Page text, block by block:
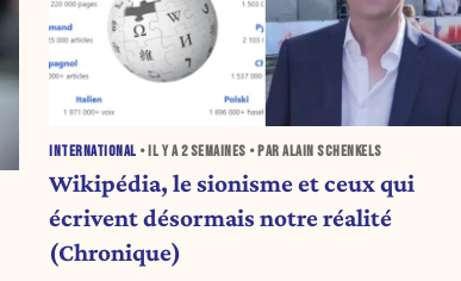
INTERNATIONAL • IL Y A2 SEMAINES • PAR ALAIN SCHENKELS
Wikipédia, le sionisme et ceux qui
écrivent désormais notre réalité
(Chronique)